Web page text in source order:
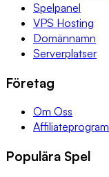
Spelpanel
VPS Hosting
Domännamn
Serverplatser
Företag
Om Oss
Affiliateprogram
Populära Spel